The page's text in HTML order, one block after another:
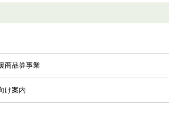
商品券事業
け案内